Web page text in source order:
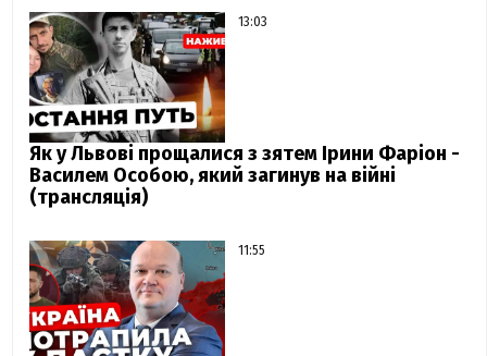
13:03
Як у Львові прощалися з зятем Ірини Фаріон -
Василем Особою, який загинув на війні
(трансляція)
11:55